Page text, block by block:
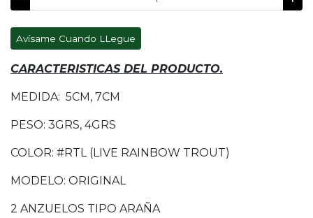
Avísame Cuando LLegue
CARACTERISTICAS DEL PRODUCTO.
MEDIDA: 5CM, 7CM
PESO: 3GRS, 4GRS
COLOR: #RTL (LIVE RAINBOW TROUT)
MODELO: ORIGINAL
2 ANZUELOS TIPO ARAÑA